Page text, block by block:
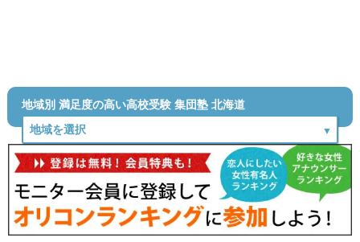
地域別 満足度の高い高校受験 集団塾 北海道